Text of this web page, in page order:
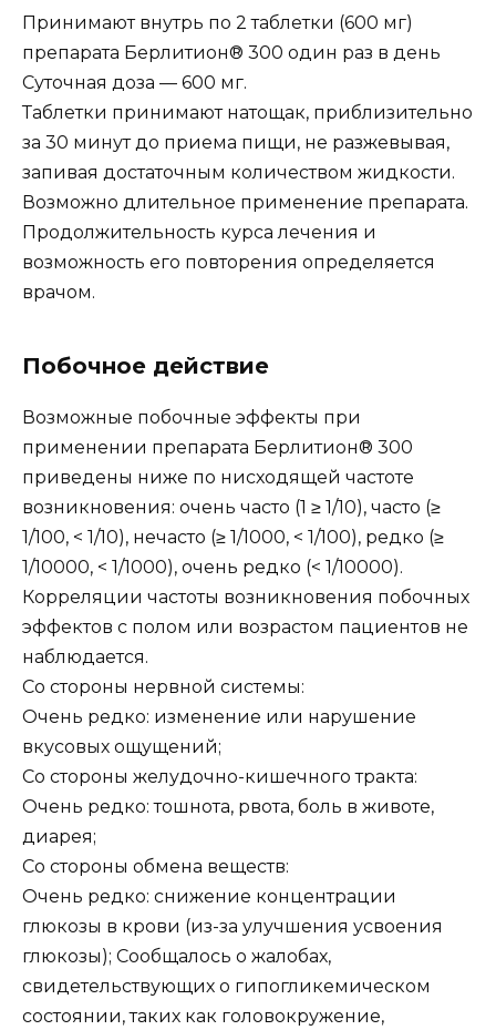
Принимают внутрь по 2 таблетки (600 мг)
препарата Берлитион® 300 один раз в день
Суточная доза — 600 мг.
Таблетки принимают натощак, приблизительно
за 30 минут до приема пищи, не разжевывая,
запивая достаточным количеством жидкости.
Возможно длительное применение препарата.
Продолжительность курса лечения и
возможность его повторения определяется
врачом.
Побочное действие
Возможные побочные эффекты при
применении препарата Берлитион® 300
приведены ниже по нисходящей частоте
возникновения: очень часто (1 ≥ 1/10), часто (≥
1/100, < 1/10), нечасто (≥ 1/1000, < 1/100), редко (≥
1/10000, < 1/1000), очень редко (< 1/10000).
Корреляции частоты возникновения побочных
эффектов с полом или возрастом пациентов не
наблюдается.
Со стороны нервной системы:
Очень редко: изменение или нарушение
вкусовых ощущений;
Со стороны желудочно-кишечного тракта:
Очень редко: тошнота, рвота, боль в животе,
диарея;
Со стороны обмена веществ:
Очень редко: снижение концентрации
глюкозы в крови (из-за улучшения усвоения
глюкозы); Сообщалось о жалобах,
свидетельствующих о гипогликемическом
состоянии, таких как головокружение,